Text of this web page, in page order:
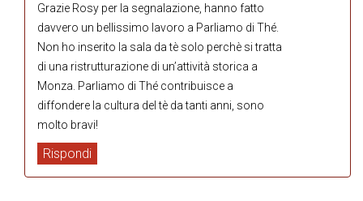
Grazie Rosy per la segnalazione, hanno fatto
davvero un bellissimo lavoro a Parliamo di Thé.
Non ho inserito la sala da tè solo perchè si tratta
di una ristrutturazione di un’attività storica a
Monza. Parliamo di Thé contribuisce a
diffondere la cultura del tè da tanti anni, sono
molto bravi!
Rispondi